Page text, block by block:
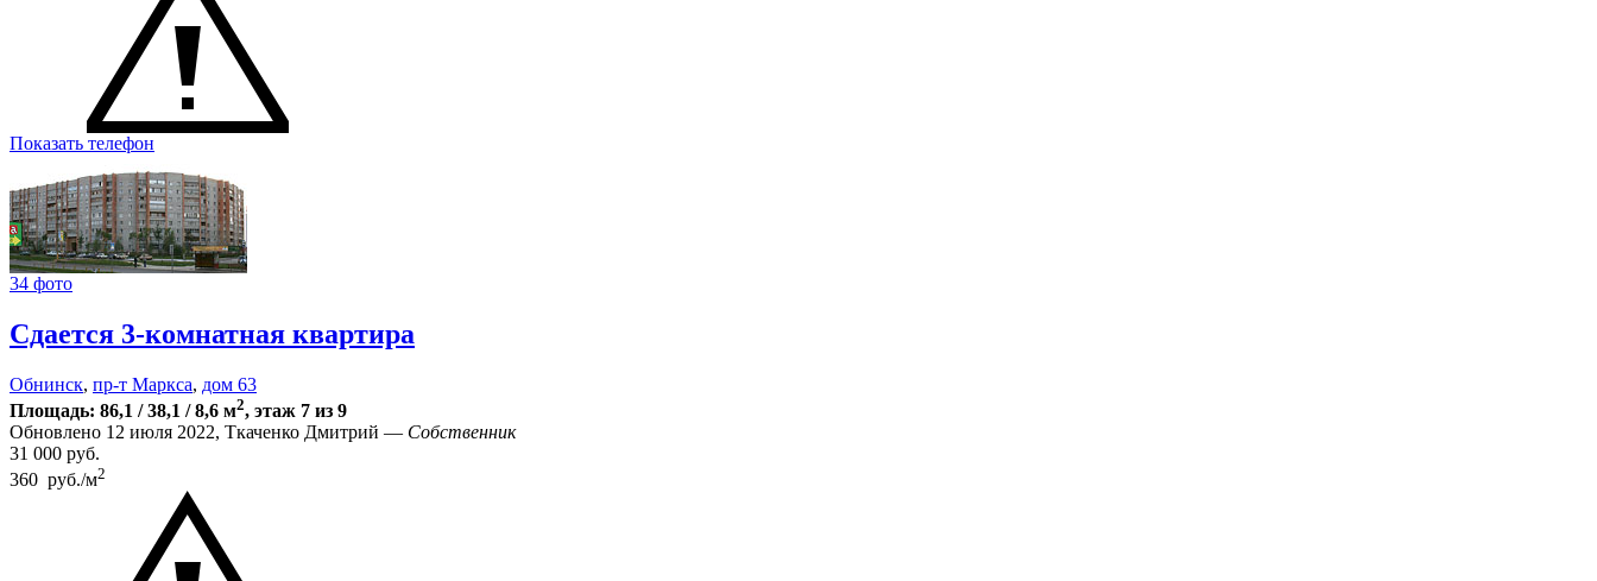
Показать телефон
34 фото
Сдается 3-комнатная квартира
Обнинск, пр-т Маркса, дом 63
Площадь: 86,1 / 38,1 / 8,6 м2, этаж 7 из 9
Обновлено 12 июля 2022, Ткаченко Дмитрий — Собственник
31 000 руб.
360 руб./м2